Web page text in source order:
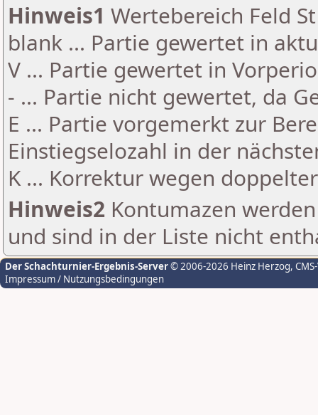
Hinweis1 Wertebereich Feld
blank ... Partie gewertet in
V ... Partie gewertet in
- ... Partie nicht gewertet, da
E ... Partie vorgemerkt zur
Einstiegselozahl in der
K ... Korrektur wegen
Hinweis2 Kontumazen
und sind in der Liste nicht
Der Schachturnier-Ergebnis-Server© 2006-2026 Heinz Herzog,
Impressum / Nutzungsbedingungen